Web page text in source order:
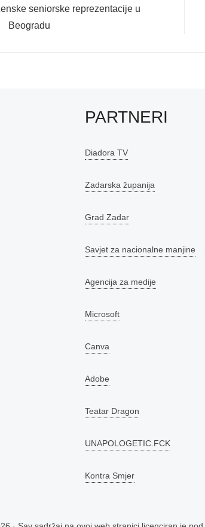
seniorske reprezentacije u
Beogradu
PARTNERI
Diadora TV
Zadarska županija
Grad Zadar
Savjet za nacionalne manjine
Agencija za medije
Microsoft
Canva
Adobe
Teatar Dragon
UNAPOLOGETIC.FCK
Kontra Smjer